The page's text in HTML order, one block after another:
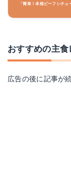
「簡単！本格ビーフシチ
おすすめの主
広告の後に記事が